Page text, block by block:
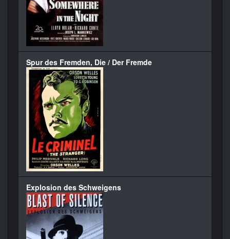
Spur des Fremden, Die / Der Fremde
Explosion des Schweigens